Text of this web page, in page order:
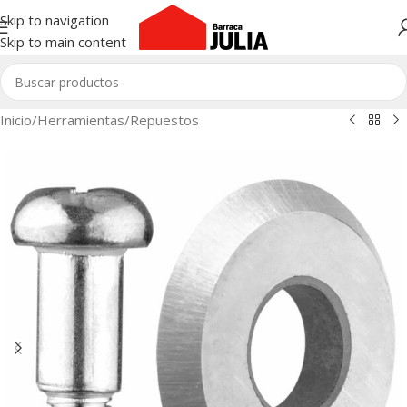
Skip to navigation
Skip to main content
Inicio/Herramientas/Repuestos